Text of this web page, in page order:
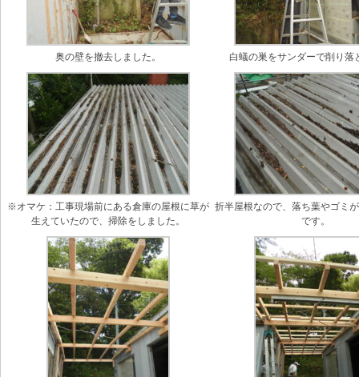
奥の壁を撤去しました。 白蟻の巣をサンダーで削り落
※オマケ：工事現場前にある倉庫の屋根に草が
生えていたので、掃除をしました。
折半屋根なので、落ち葉やゴミ
です。